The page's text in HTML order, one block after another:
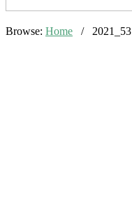
Browse: Home / 2021_53